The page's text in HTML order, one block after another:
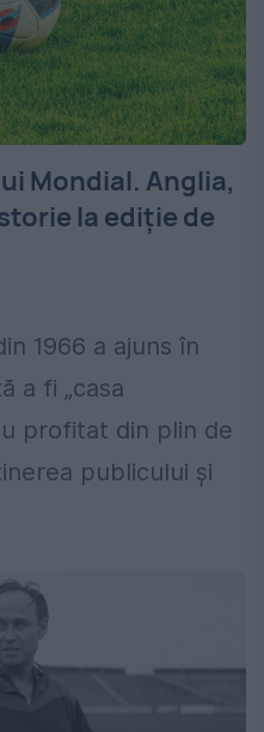
Mondial. Anglia,
la ediție de
1966 a ajuns în
a fi „casa
profitat din plin de
publicului și